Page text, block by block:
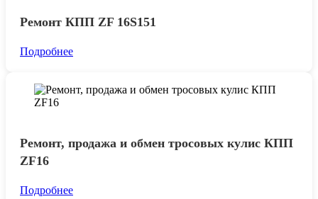
Ремонт КПП ZF 16S151
Подробнее
Ремонт, продажа и обмен тросовых кулис КПП
ZF16
Подробнее